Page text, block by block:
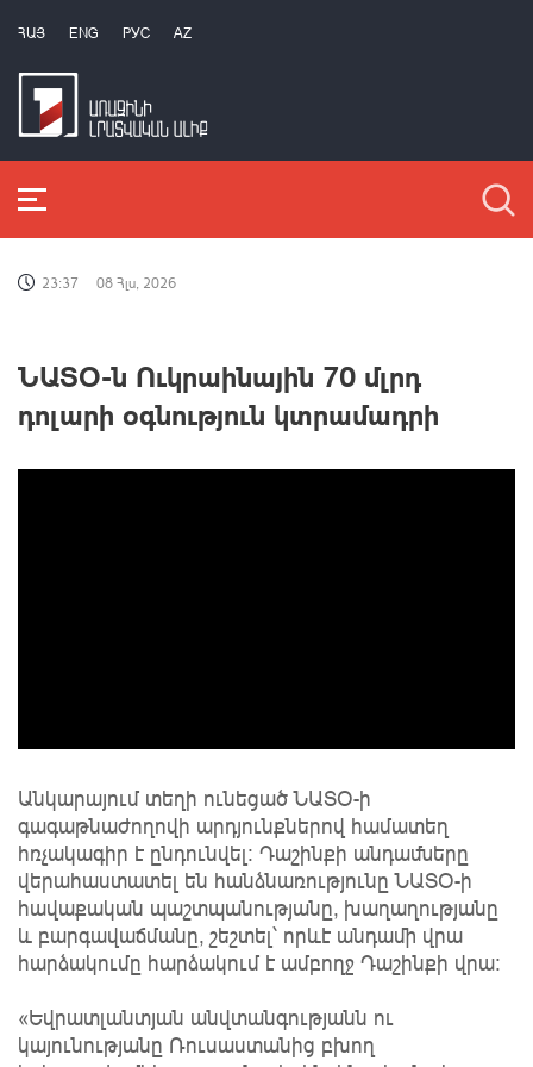
ՀԱՅ ENG РУС AZ
23:37 08 Հլս, 2026
ՆԱՏՕ-ն Ուկրաինային 70 մլրդ
դոլարի օգնություն կտրամադրի
Անկարայում տեղի ունեցած ՆԱՏՕ-ի
գագաթնաժողովի արդյունքներով համատեղ
հռչակագիր է ընդունվել: Դաշինքի անդամները
վերահաստատել են հանձնառությունը ՆԱՏՕ-ի
հավաքական պաշտպանությանը, խաղաղությանը
և բարգավաճմանը, շեշտել՝ որևէ անդամի վրա
հարձակումը հարձակում է ամբողջ Դաշինքի վրա:
«Եվրատլանտյան անվտանգությանն ու
կայունությանը Ռուսաստանից բխող